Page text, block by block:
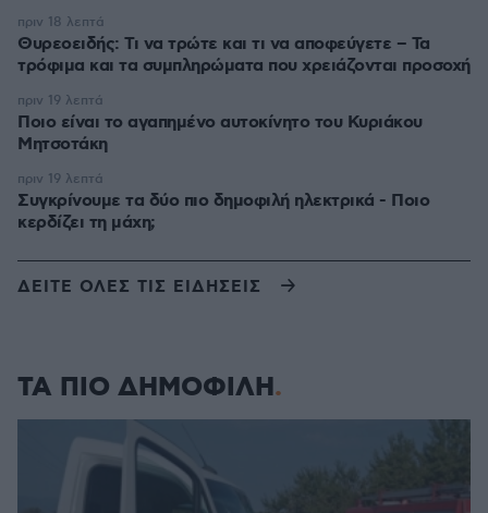
Θυρεοειδής: Τι να τρώτε και τι να αποφεύγετε – Τα
τρόφιμα και τα συμπληρώματα που χρειάζονται προσοχή
πριν 18 λεπτά
Ποιο είναι το αγαπημένο αυτοκίνητο του Κυριάκου
Μητσοτάκη
πριν 19 λεπτά
Συγκρίνουμε τα δύο πιο δημοφιλή ηλεκτρικά - Ποιο
κερδίζει τη μάχη;
πριν 19 λεπτά
ΔΕΙΤΕ ΟΛΕΣ ΤΙΣ ΕΙΔΗΣΕΙΣ
ΤΑ ΠΙΟ ΔΗΜΟΦΙΛΗ